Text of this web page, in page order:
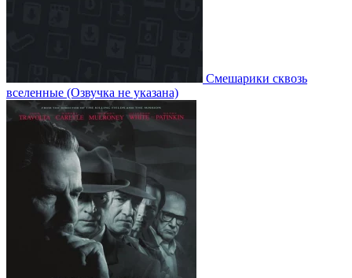
Смешарики сквозь
вселенные (Озвучка не указана)